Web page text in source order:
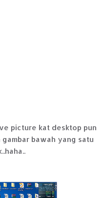
picture kat desktop pun
bawah yang satu